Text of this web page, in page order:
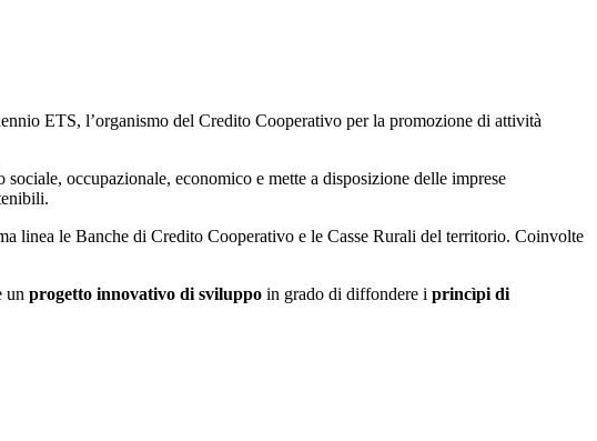
ETS, l’organismo del Credito Cooperativo per la promozione di attività
occupazionale, economico e mette a disposizione delle imprese
linea le Banche di Credito Cooperativo e le Casse Rurali del territorio. Coinvolte
un progetto innovativo di sviluppo in grado di diffondere i princìpi di